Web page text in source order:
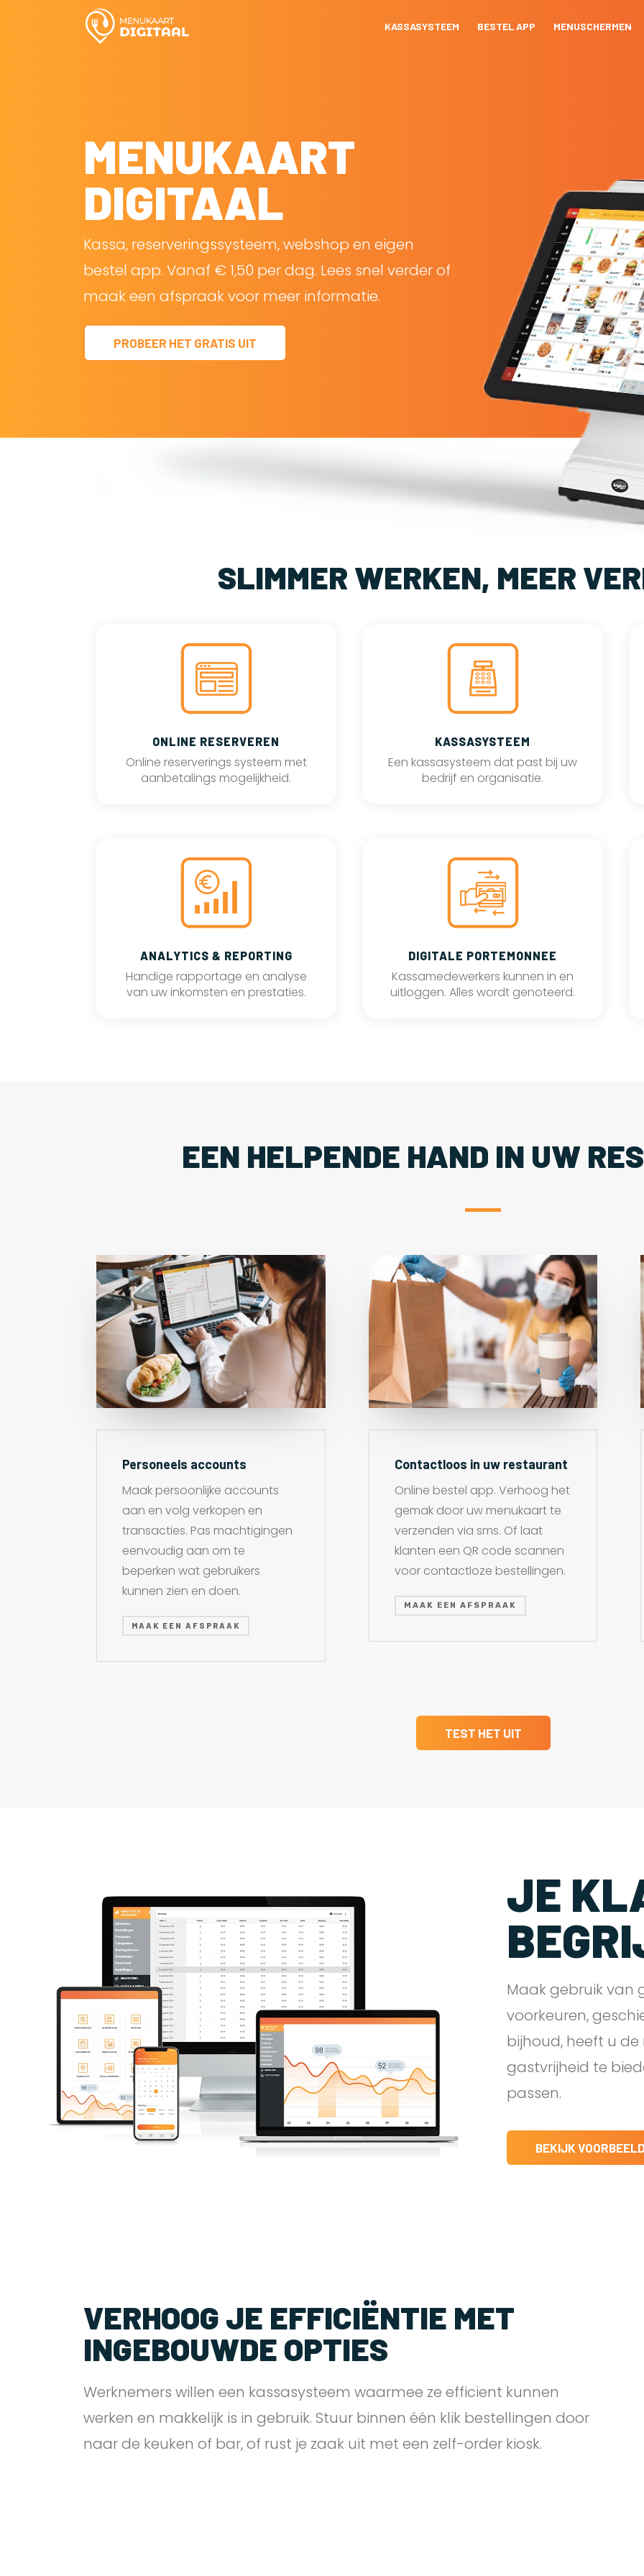
KASSASYSTEEM BESTEL APP MENUSCHERMEN
MENUKAART
DIGITAAL
Kassa, reserveringssysteem, webshop en eigen
bestel app. Vanaf € 1,50 per dag. Lees snel verder of
maak een afspraak voor meer informatie.
PROBEER HET GRATIS UIT
SLIMMER WERKEN, MEER
ONLINE RESERVEREN
Online reserverings systeem met
aanbetalings mogelijkheid.
KASSASYSTEEM
Een kassasysteem dat past bij uw
bedrijf en organisatie.
ANALYTICS & REPORTING
Handige rapportage en analyse
van uw inkomsten en prestaties.
DIGITALE PORTEMONNEE
Kassamedewerkers kunnen in en
uitloggen. Alles wordt genoteerd.
EEN HELPENDE HAND IN UW
Personeels accounts
Maak persoonlijke accounts
aan en volg verkopen en
transacties. Pas machtigingen
eenvoudig aan om te
beperken wat gebruikers
kunnen zien en doen.
MAAK EEN AFSPRAAK
Contactloos in uw restaurant
Online bestel app. Verhoog het
gemak door uw menukaart te
verzenden via sms. Of laat
klanten een QR code scannen
voor contactloze bestellingen.
MAAK EEN AFSPRAAK
TEST HET UIT
JE
Maak gebruik van
voorkeuren,
bijhoud, heeft u
gastvrijheid te
passen.
BEKIJK
VERHOOG JE EFFICIËNTIE MET
INGEBOUWDE OPTIES
Werknemers willen een kassasysteem waarmee ze efficient kunnen
werken en makkelijk is in gebruik. Stuur binnen één klik bestellingen door
naar de keuken of bar, of rust je zaak uit met een zelf-order kiosk.